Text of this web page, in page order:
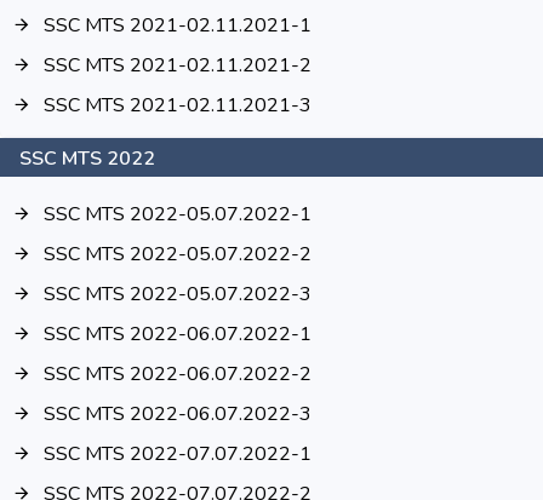
SSC MTS 2021-02.11.2021-1
SSC MTS 2021-02.11.2021-2
SSC MTS 2021-02.11.2021-3
SSC MTS 2022
SSC MTS 2022-05.07.2022-1
SSC MTS 2022-05.07.2022-2
SSC MTS 2022-05.07.2022-3
SSC MTS 2022-06.07.2022-1
SSC MTS 2022-06.07.2022-2
SSC MTS 2022-06.07.2022-3
SSC MTS 2022-07.07.2022-1
SSC MTS 2022-07.07.2022-2